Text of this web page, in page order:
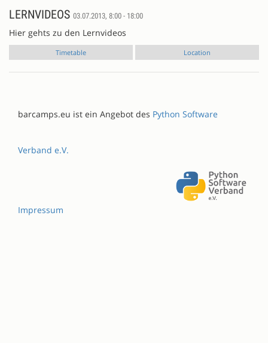
LERNVIDEOS 03.07.2013, 8:00 - 18:00
Hier gehts zu den Lernvideos
Timetable Location
barcamps.eu ist ein Angebot des Python Software
Verband e.V.
Impressum